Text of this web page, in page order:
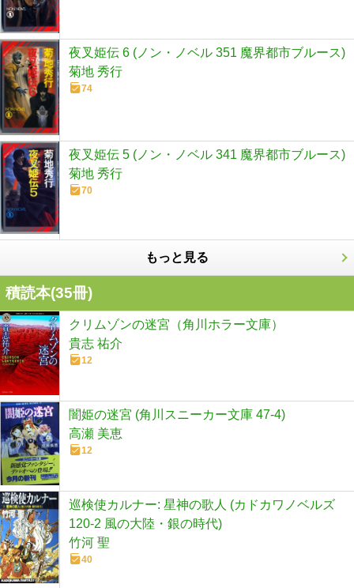
夜叉姫伝 6 (ノン・ノベル 351 魔界都市ブルース)
菊地 秀行
74
夜叉姫伝 5 (ノン・ノベル 341 魔界都市ブルース)
菊地 秀行
70
もっと見る
積読本(35冊)
クリムゾンの迷宮（角川ホラー文庫）
貴志 祐介
12
闇姫の迷宮 (角川スニーカー文庫 47-4)
高瀬 美恵
12
巡検使カルナー: 星神の歌人 (カドカワノベルズ
120-2 風の大陸・銀の時代)
竹河 聖
40